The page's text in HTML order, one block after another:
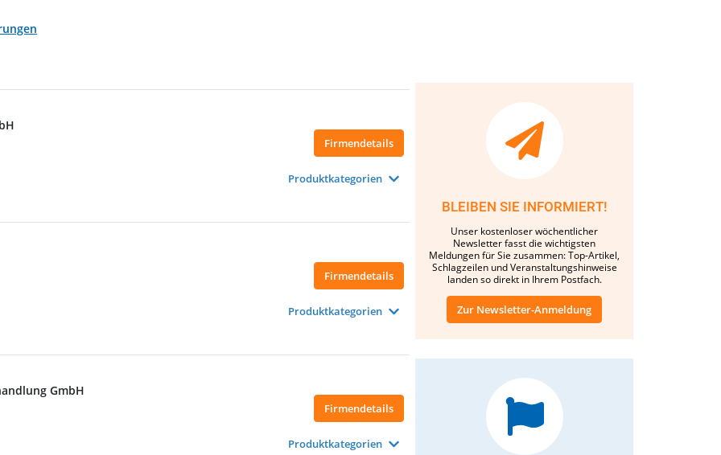
Firmendetails
Produktkategorien
Firmendetails
Produktkategorien
GmbH
Firmendetails
Produktkategorien
BLEIBEN SIE INFORMIERT!
Unser kostenloser wöchentlicher
Newsletter fasst die wichtigsten
Meldungen für Sie zusammen: Top-Artikel,
Schlagzeilen und Veranstaltungshinweise
landen so direkt in Ihrem Postfach.
Zur Newsletter-Anmeldung